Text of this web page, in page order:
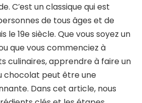
C’est un classique qui est
de tous âges et de
le 19e siècle. Que vous soyez un
que vous commenciez à
culinaires, apprendre à faire un
chocolat peut être une
Dans cet article, nous